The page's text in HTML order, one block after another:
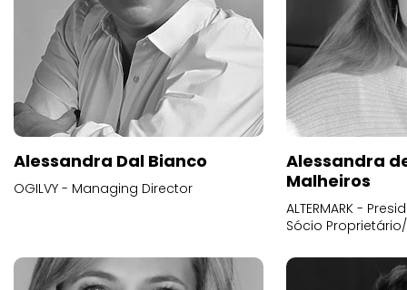
Alessandra Dal Bianco
OGILVY - Managing Director
Alessandra
Malheiros
ALTERMARK -
Sócio